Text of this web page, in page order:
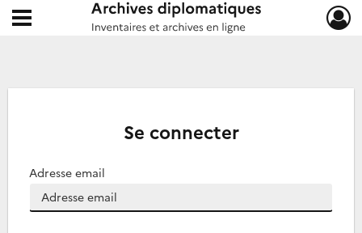
Archives diplomatiques
Ouvrir le menu déroulant
Se connecter
Adresse email